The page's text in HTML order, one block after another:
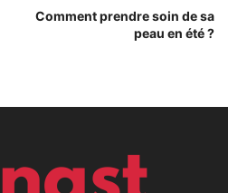
Comment prendre soin de sa
peau en été ?